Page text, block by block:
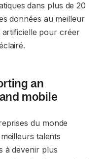
dans plus de 20
données au meilleur
artificielle pour créer
an
mobile
du monde
talents
à devenir plus